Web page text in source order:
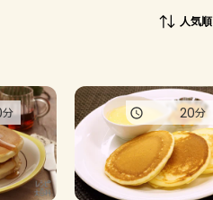
わせ
人気順
分 20分